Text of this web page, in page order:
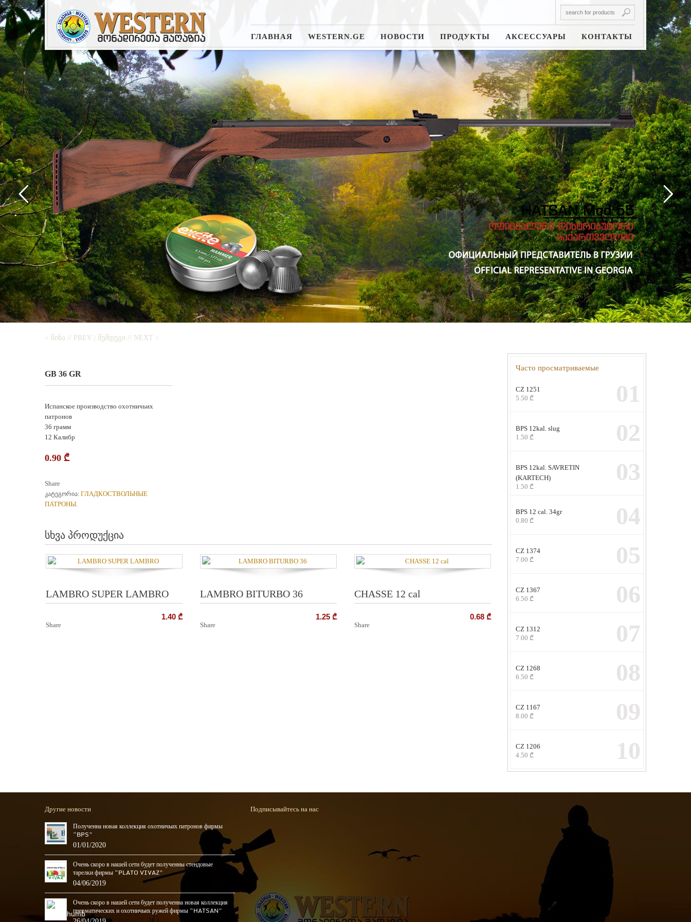
ГЛАВНАЯ WESTERN.GE НОВОСТИ ПРОДУКТЫ АКСЕССУАРЫ КОНТАКТЫ
< ᲬᲘᲜᲐ // PREV ᲨᲔᲛᲓᲔᲒᲘ // NEXT >
GB 36 GR
Испанское производство охотничьих
патронов
36 грамм
12 Калибр
0.90 ₾
Share
კატეგორია: ГЛАДКОСТВОЛЬНЫЕ
ПАТРОНЫ.
სხვა პროდუქცია
LAMBRO SUPER LAMBRO
1.40 ₾
Share
LAMBRO BITURBO 36
1.25 ₾
Share
CHASSE 12 cal
0.68 ₾
Share
Часто просматриваемые
CZ 1251
5.50 ₾ 01
BPS 12kal. slug
1.50 ₾ 02
BPS 12kal. SAVRETIN
(KARTECH)
1.50 ₾
03
BPS 12 cal. 34gr
0.80 ₾ 04
CZ 1374
7.00 ₾ 05
CZ 1367
6.50 ₾ 06
CZ 1312
7.00 ₾ 07
CZ 1268
6.50 ₾ 08
CZ 1167
8.00 ₾ 09
CZ 1206
4.50 ₾ 10
Другие новости
Полученна новая коллекция охотничьих патронов фирмы
“BPS”
01/01/2020
Очень скоро в нашей сети будет полученны стендовые
тарелки фирмы “PLATO VIVAZ”
04/06/2019
Очень скоро в нашей сети будет полученна новая коллекция
пневматических и охотничьих ружей фирмы “HATSAN”
Подписывайтесь на нас